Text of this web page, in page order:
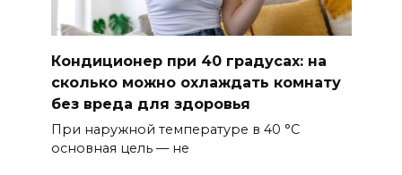
Кондиционер при 40 градусах: на
сколько можно охлаждать комнату
без вреда для здоровья
При наружной температуре в 40 °C
основная цель — не